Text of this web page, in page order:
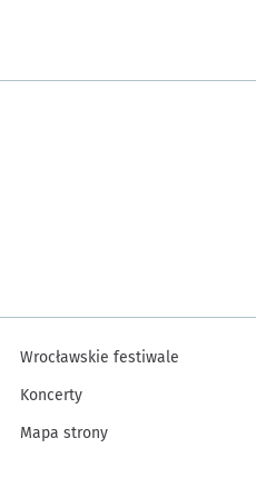
Wrocławskie festiwale
Koncerty
Mapa strony